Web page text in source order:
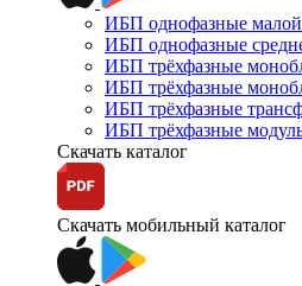
ИБП однофазные
ИБП однофазные
ИБП трёхфазные
ИБП трёхфазные
ИБП трёхфазные
ИБП трёхфазные
Скачать каталог
Скачать мобильный каталог